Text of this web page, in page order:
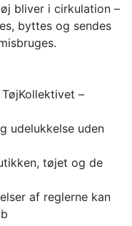
bliver i cirkulation –
byttes og sendes
–
udelukkelse uden
tøjet og de
af reglerne kan